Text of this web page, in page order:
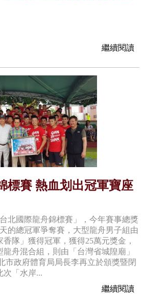
繼續閱讀
標賽 熱血划出冠軍寶座
北國際龍舟錦標賽」，今年賽事總獎
的總冠軍爭奪賽，大型龍舟男子組由
隊」獲得冠軍，獲得25萬元獎金，
舟混合組，則由「台灣省城隍廟」
市政府體育局局長李再立於頒獎暨閉
次「水岸...
繼續閱讀